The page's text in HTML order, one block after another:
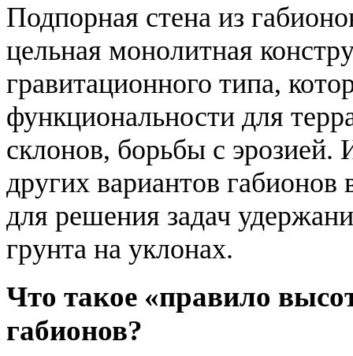
Подпорная стена из
цельная монолитная
гравитационного типа,
функциональности для
склонов, борьбы с
других вариантов
для решения задач
грунта на уклонах.
Что такое «правило
габионов?